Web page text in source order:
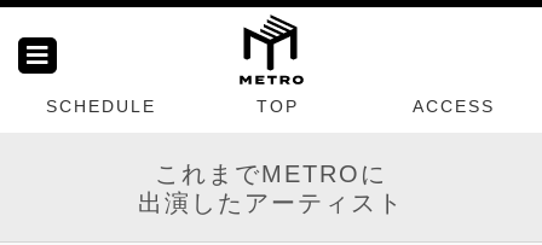
SCHEDULE TOP ACCESS
これまでMETROに
出演したアーティスト